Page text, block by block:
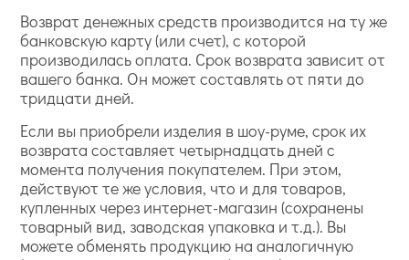
Возврат денежных средств производится на ту же
банковскую карту (или счет), с которой
производилась оплата. Срок возврата зависит от
вашего банка. Он может составлять от пяти до
тридцати дней.
Если вы приобрели изделия в шоу-руме, срок их
возврата составляет четырнадцать дней с
момента получения покупателем. При этом,
действуют те же условия, что и для товаров,
купленных через интернет-магазин (сохранены
товарный вид, заводская упаковка и т.д.). Вы
можете обменять продукцию на аналогичную